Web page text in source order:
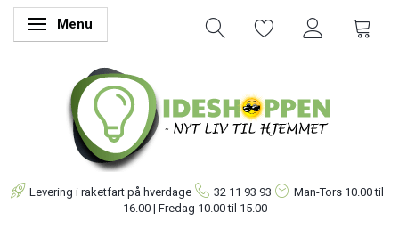
Skifte navigation
Menu
Levering i raketfart på hverdage 32 11 93 93 Man-Tors 10.00 til
16.00 | Fredag 10.00 til 15.00